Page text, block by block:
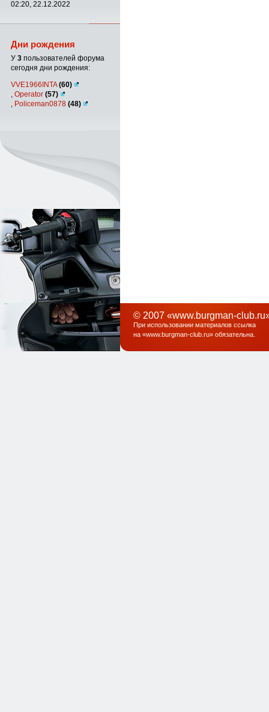
02:20, 22.12.2022
Дни рождения
У 3 пользователей форума
сегодня дни рождения:
VVE1966INTA(60)
Operator (57)
Policeman0878 (48)
© 2007 «www.burgman-
При использовании материалов ссылка
на «www.burgman-club.ru» обязательна